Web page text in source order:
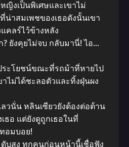
งเป็นพิเศษและเขาไม่
าสมเพชของเธอดังนั้นเขา
คลร์ไว้ข้างหลัง
? ยังคุยไม่จบ กลับมานี่! ไอ…
ระโยชน์ขณะที่รถม้าที่หายไป
ไม่ได้ชะลอตัวและทิ้งฝุ่นผง
ลวนั่น หลินเซียวยังต้องต่อต้าน
ธอ แต่ยังดูถูกเธอในที่
อมบอย!
ดับสูง ทุกคนก่อนหน้านี้เชื่อฟัง